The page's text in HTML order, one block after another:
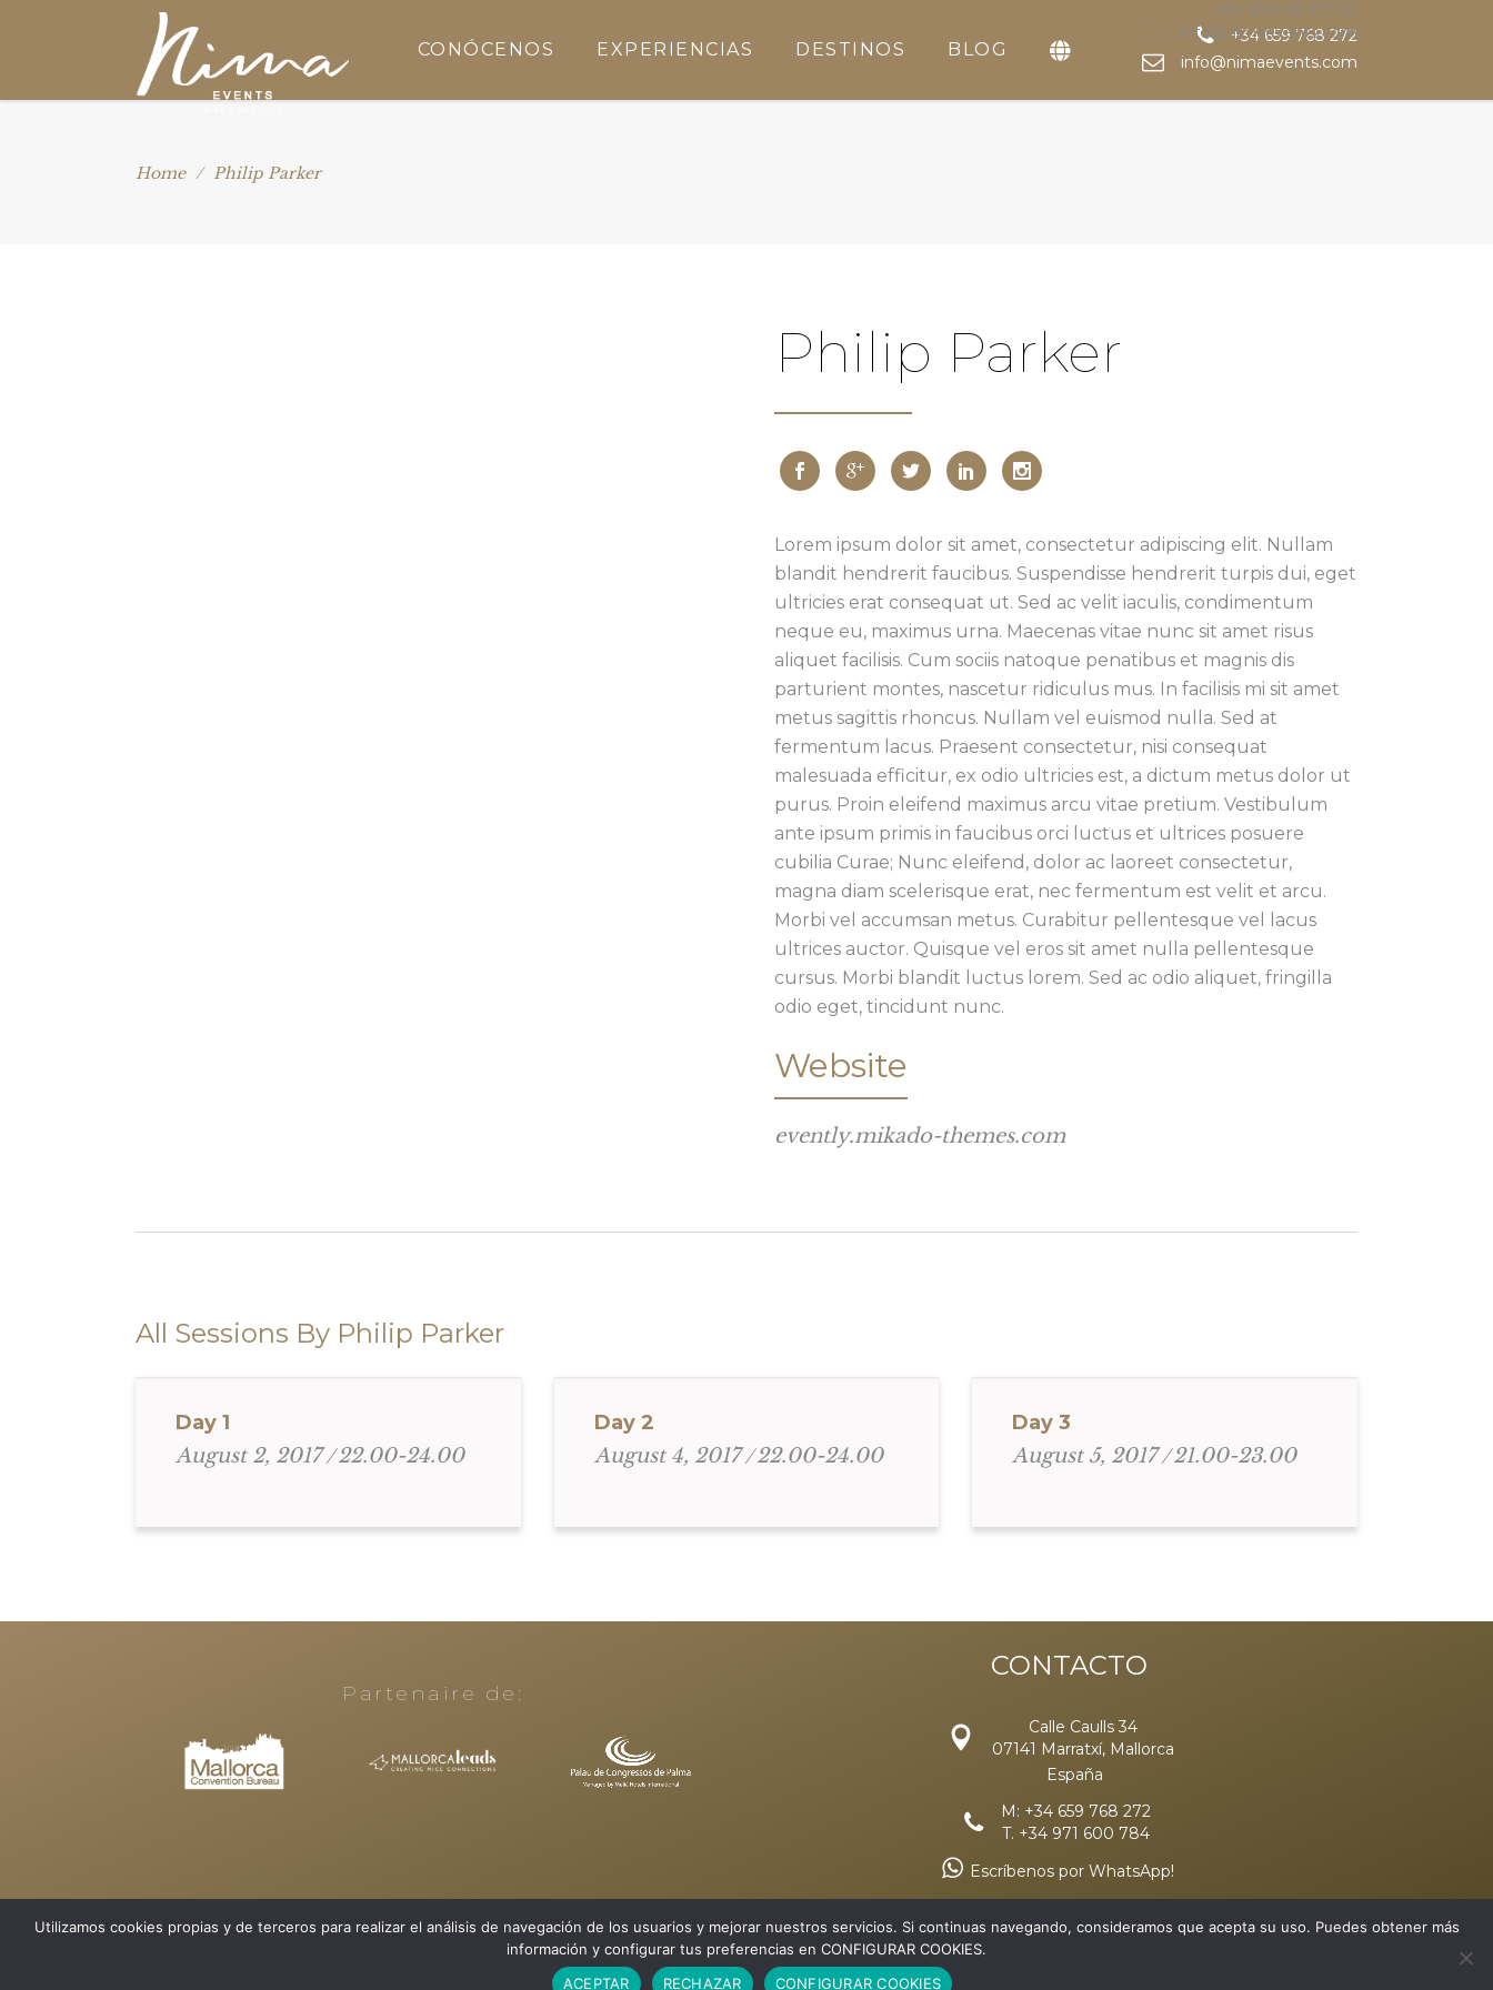
CONÓCENOS EXPERIENCIAS DESTINOS BLOG
+34 659 768 272
info@nimaevents.com
+34 609 00 07 00
info@nimaevents.com
Home / Philip Parker
Philip Parker
Lorem ipsum dolor sit amet, consectetur adipiscing elit. Nullam
blandit hendrerit faucibus. Suspendisse hendrerit turpis dui, eget
ultricies erat consequat ut. Sed ac velit iaculis, condimentum
neque eu, maximus urna. Maecenas vitae nunc sit amet risus
aliquet facilisis. Cum sociis natoque penatibus et magnis dis
parturient montes, nascetur ridiculus mus. In facilisis mi sit amet
metus sagittis rhoncus. Nullam vel euismod nulla. Sed at
fermentum lacus. Praesent consectetur, nisi consequat
malesuada efficitur, ex odio ultricies est, a dictum metus dolor ut
purus. Proin eleifend maximus arcu vitae pretium. Vestibulum
ante ipsum primis in faucibus orci luctus et ultrices posuere
cubilia Curae; Nunc eleifend, dolor ac laoreet consectetur,
magna diam scelerisque erat, nec fermentum est velit et arcu.
Morbi vel accumsan metus. Curabitur pellentesque vel lacus
ultrices auctor. Quisque vel eros sit amet nulla pellentesque
cursus. Morbi blandit luctus lorem. Sed ac odio aliquet, fringilla
odio eget, tincidunt nunc.
Website
evently.mikado-themes.com
All Sessions By Philip Parker
Day 1
August 2, 2017
22.00-24.00
Day 2
August 4, 2017
22.00-24.00
Day 3
August 5, 2017
21.00-23.00
Partenaire de:
CONTACTO
Calle Caulls 34
07141 Marratxí, Mallorca
España
M: +34 659 768 272
T. +34 971 600 784
Escríbenos por WhatsApp!
Utilizamos cookies propias y de terceros para realizar el análisis de navegación de los usuarios y mejorar nuestros servicios. Si continuas navegando, consideramos que acepta su uso. Puedes obtener más
información y configurar tus preferencias en CONFIGURAR COOKIES.
ACEPTAR
RECHAZAR CONFIGURAR COOKIES